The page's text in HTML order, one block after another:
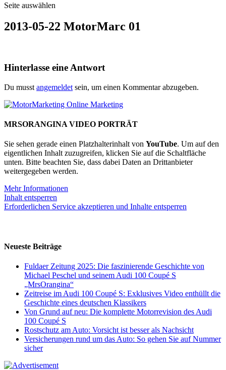
Seite auswählen
2013-05-22 MotorMarc 01
Hinterlasse eine Antwort
Du musst angemeldet sein, um einen Kommentar abzugeben.
MRSORANGINA VIDEO PORTRÄT
Sie sehen gerade einen Platzhalterinhalt von YouTube. Um auf den
eigentlichen Inhalt zuzugreifen, klicken Sie auf die Schaltfläche
unten. Bitte beachten Sie, dass dabei Daten an Drittanbieter
weitergegeben werden.
Mehr Informationen
Inhalt entsperren
Erforderlichen Service akzeptieren und Inhalte entsperren
Neueste Beiträge
Fuldaer Zeitung 2025: Die faszinierende Geschichte von
Michael Peschel und seinem Audi 100 Coupé S
„MrsOrangina“
Zeitreise im Audi 100 Coupé S: Exklusives Video enthüllt die
Geschichte eines deutschen Klassikers
Von Grund auf neu: Die komplette Motorrevision des Audi
100 Coupé S
Rostschutz am Auto: Vorsicht ist besser als Nachsicht
Versicherungen rund um das Auto: So gehen Sie auf Nummer
sicher